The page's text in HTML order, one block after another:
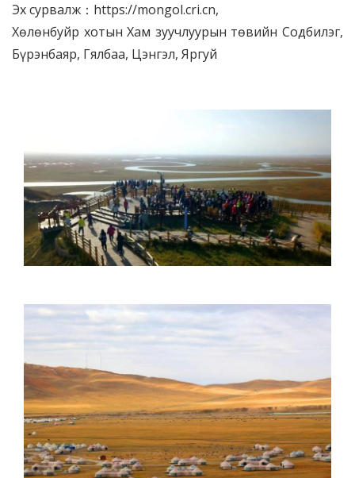
Эх сурвалж：https://mongol.cri.cn,
Хөлөнбуйр хотын Хам зуучлуурын төвийн Содбилэг,
Бүрэнбаяр, Гялбаа, Цэнгэл, Яргуй